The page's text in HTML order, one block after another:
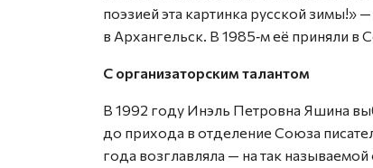
поэзией эта картинка русской
в Архангельск. В 1985‑м её приняли в
С организаторским талантом
В 1992 году Инэль Петровна Яшина
до прихода в отделение Союза
года возглавляла — на так